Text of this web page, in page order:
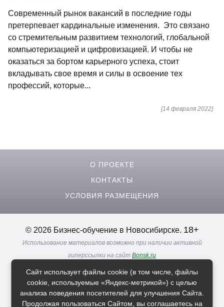
Современный рынок вакансий в последние годы
претерпевает кардинальные изменения. Это связано
со стремительным развитием технологий, глобальной
компьютеризацией и цифровизацией. И чтобы не
оказаться за бортом карьерного успеха, стоит
вкладывать свое время и силы в освоение тех
профессий, которые...
[14 февраля 2022]
О ПРОЕКТЕ
КОНТАКТЫ
УСЛОВИЯ РАЗМЕЩЕНИЯ
© 2026 Бизнес-обучение в Новосибирске. 18+
Использование материалов возможно при наличии активной
гиперссылки на сайт Bonsk.ru
Реклама. Информация о рекламодателях по ссылкам
Политика в отношении обработки персональных данных
Сайт использует файлы cookie (в том числе, файлы
cookie, используемые «Яндекс-метрикой») с целью
анализа поведения посетителей для улучшения Сайта.
Продолжая пользоваться Сайтом, вы соглашаетесь на